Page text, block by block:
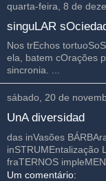
quarta-feira, 8 de
singuLAR
Nos trEchos
ela, batem cOrações
sincronia. ...
sábado, 20 de
UnA diversidad
das inVasões
inSTRUMEntalização
fraTERNOS
Um comentário: